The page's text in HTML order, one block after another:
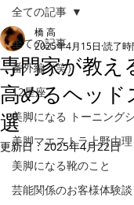
全ての記事
番外編（笑）
12星座
美脚になる トーニング
美脚マエストラ上野由理
美脚になる靴のこと
芸能関係のお客様体験談
全ての記事
専門家が教え
高めるヘッド
選
橋 高
2025年4月15日 読了時
更新日：2025年4月22日